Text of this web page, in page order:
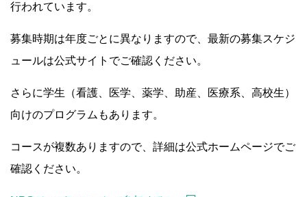
行われています。
募集時期は年度ごとに異なりますので、最新の募集スケジ
ュールは公式サイトでご確認ください。
さらに学生（看護、医学、薬学、助産、医療系、高校生）
向けのプログラムもあります。
コースが複数ありますので、詳細は公式ホームページでご
確認ください。